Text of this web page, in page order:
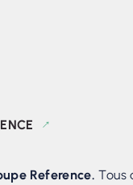
Reference.Tous